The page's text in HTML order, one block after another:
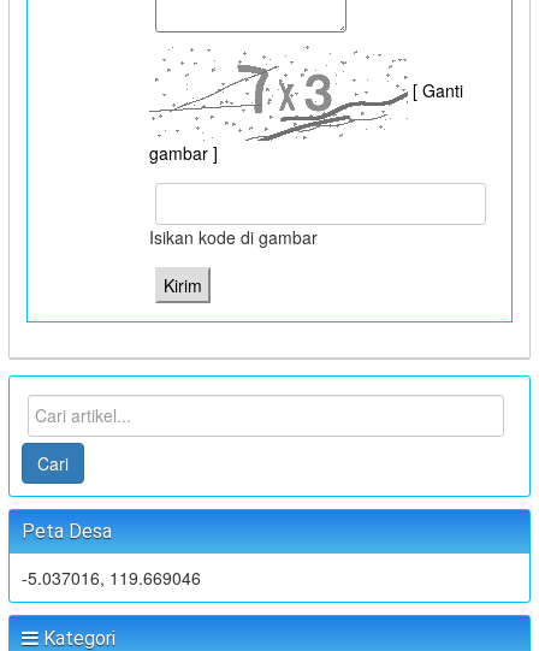
[ Ganti
gambar ]
Isikan kode di gambar
Cari
Peta Desa
-5.037016, 119.669046
Kategori